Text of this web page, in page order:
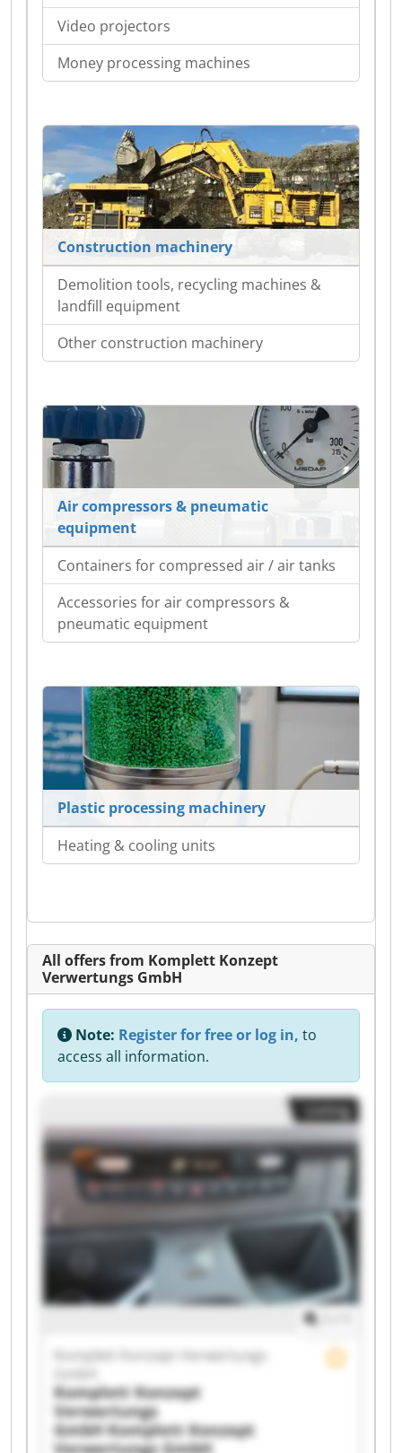
Video projectors
Money processing machines
Construction machinery
Demolition tools, recycling machines &
landfill equipment
Other construction machinery
Air compressors & pneumatic
equipment
Containers for compressed air / air tanks
Accessories for air compressors &
pneumatic equipment
Plastic processing machinery
Heating & cooling units
All offers from Komplett Konzept
Verwertungs GmbH
Note: Register for free or log in, to
access all information.
Listing
Komplett Konzept Verwertungs
Komplett Konzept
Verwertungs
GmbHKomplett Konzept